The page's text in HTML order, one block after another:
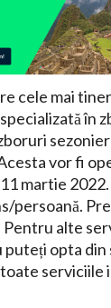
cele mai
în
vor fi
martie
persoană.
Pentru alte
puteți opta
serviciile